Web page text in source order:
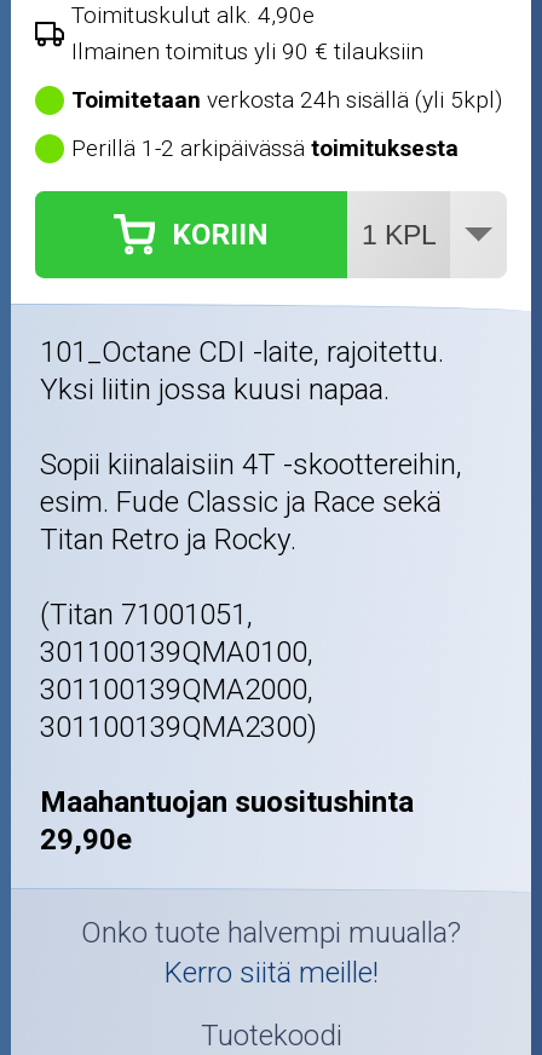
Nastarenkaat
Renkaat ja vanteet
Öljyt ja kemikaalit
Outlet-tuotteet
Toimituskulut alk. 4,90e
Ilmainen toimitus yli 90 € tilauksiin
Toimitetaan verkosta 24h sisällä (yli 5kpl)
Perillä 1-2 arkipäivässätoimituksesta
KORIIN
101_Octane CDI -laite, rajoitettu.
Yksi liitin jossa kuusi napaa.
Sopii kiinalaisiin 4T -skoottereihin,
esim. Fude Classic ja Race sekä
Titan Retro ja Rocky.
(Titan 71001051,
301100139QMA0100,
301100139QMA2000,
301100139QMA2300)
Maahantuojan suositushinta
29,90e
Onko tuote halvempi muualla?
Kerro siitä meille!
Tuotekoodi